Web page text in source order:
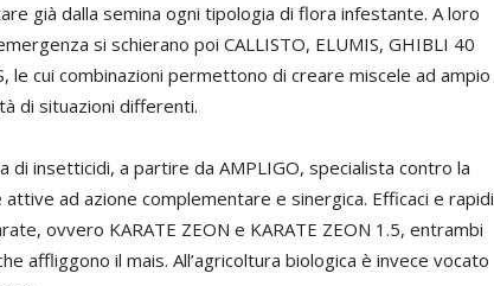
già dalla semina ogni tipologia di flora infestante. A loro
si schierano poi CALLISTO, ELUMIS, GHIBLI 40
le cui combinazioni permettono di creare miscele ad ampio
di situazioni differenti.
di insetticidi, a partire da AMPLIGO, specialista contro la
ad azione complementare e sinergica. Efficaci e rapidi
ovvero KARATE ZEON e KARATE ZEON 1.5, entrambi
affliggono il mais. All’agricoltura biologica è invece vocato